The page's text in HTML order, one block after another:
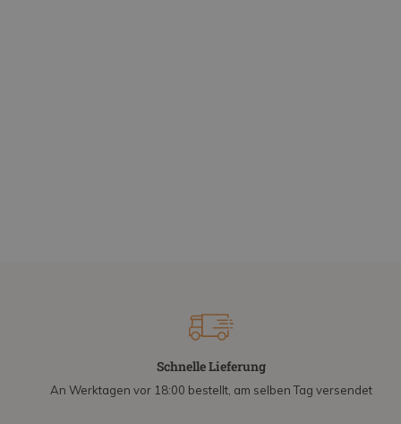
Schnelle Lieferung
An Werktagen vor 18:00 bestellt, am selben Tag versendet